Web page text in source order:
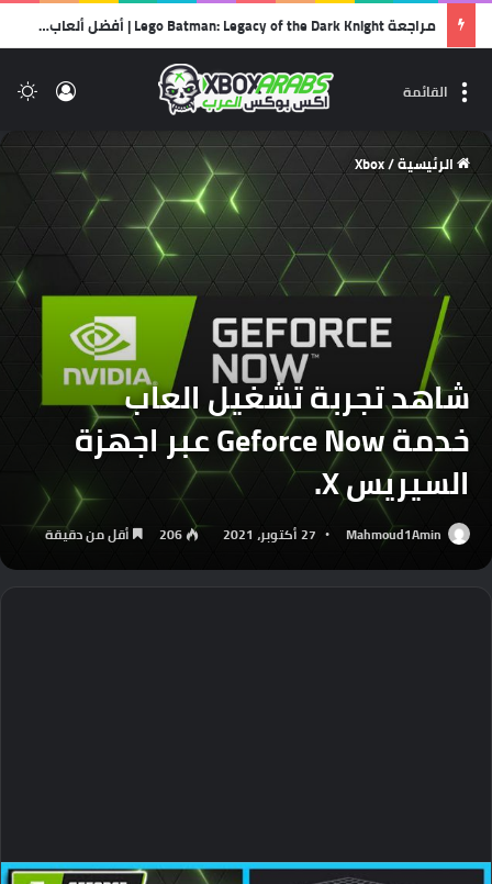
مراجعة Lego Batman: Legacy of the Dark Knight | أفضل ألعاب الليجو… وأجمل رسالة حب لشخصية باتمان!
القائمة
الرئيسية/
Xbox
شاهد تجربة تشغيل العاب
خدمة Geforce Now عبر اجهزة
السيريس X.
Mahmoud1Amin 27 أكتوبر، 2021 206 أقل من دقيقة